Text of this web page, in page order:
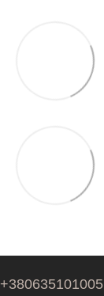
+380635101005